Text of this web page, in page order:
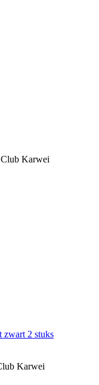
Karwei
zwart 2 stuks
Karwei